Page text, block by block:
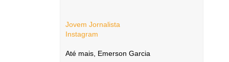
Jovem Jornalista
Instagram
Até mais, Emerson Garcia